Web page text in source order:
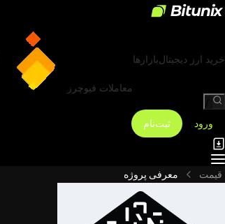
خرید ارز دیجیتالبازارها
معاملات فیوچرز
ورود
ثبت‌نام
قیمت معرفی پروژه